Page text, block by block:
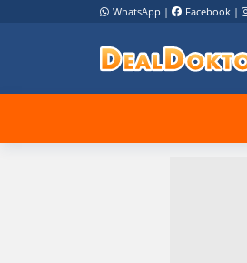
WhatsApp | Facebook |